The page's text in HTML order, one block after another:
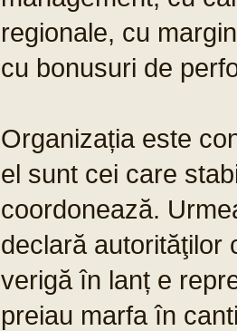
regionale, cu
cu bonusuri de
Organizația este
el sunt cei care
coordonează.
declară autorităţilor
verigă în lanț e
preiau marfa în